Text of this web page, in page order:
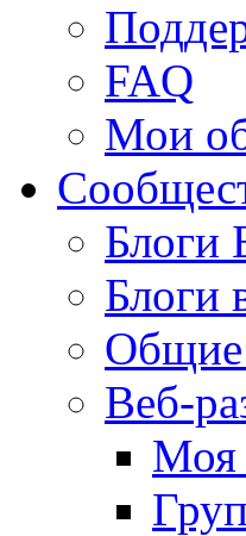
FAQ
Мои
Блоги
Блоги
Веб-
Моя